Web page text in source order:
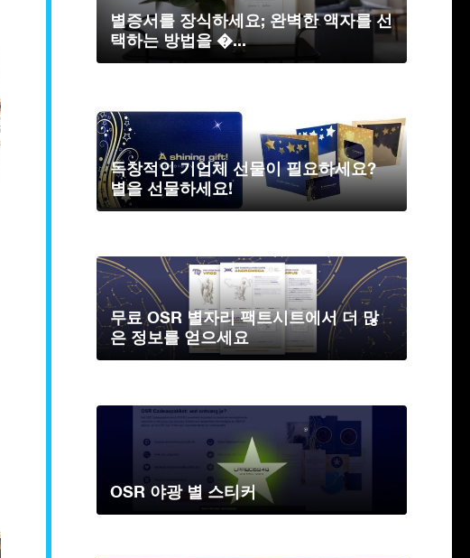
별증서를 장식하세요; 완벽한 액자를 선
택하는 방법을 �...
독창적인 기업체 선물이 필요하세요?
별을 선물하세요!
무료 OSR 별자리 팩트시트에서 더 많
은 정보를 얻으세요
OSR 야광 별 스티커